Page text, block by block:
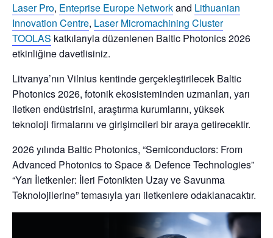
Laser Pro, Enteprise Europe Networkand Lithuanian
Innovation Centre, Laser Micromachining Cluster
TOOLAS katkılarıyla düzenlenen Baltic Photonics 2026
etkinliğine davetlisiniz.
Litvanya’nın Vilnius kentinde gerçekleştirilecek Baltic
Photonics 2026, fotonik ekosisteminden uzmanları, yarı
iletken endüstrisini, araştırma kurumlarını, yüksek
teknoloji firmalarını ve girişimcileri bir araya getirecektir.
2026 yılında Baltic Photonics, “Semiconductors: From
Advanced Photonics to Space & Defence Technologies”
“Yarı İletkenler: İleri Fotonikten Uzay ve Savunma
Teknolojilerine” temasıyla yarı iletkenlere odaklanacaktır.